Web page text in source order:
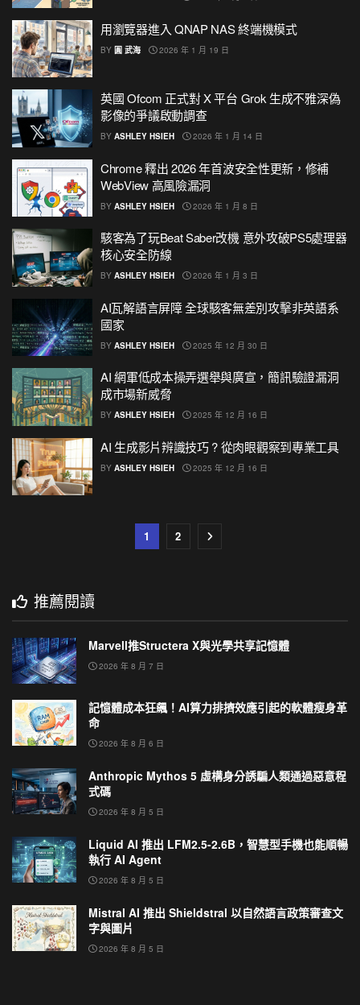
用瀏覽器進入 QNAP NAS 終端機模式
BY 圓 武海 2026 年 1 月 19 日
英國 Ofcom 正式對 X 平台 Grok 生成不雅深偽
影像的爭議啟動調查
BY ASHLEY HSIEH 2026 年 1 月 14 日
Chrome 釋出 2026 年首波安全性更新，修補
WebView 高風險漏洞
BY ASHLEY HSIEH 2026 年 1 月 8 日
駭客為了玩Beat Saber改機 意外攻破PS5處理器
核心安全防線
BY ASHLEY HSIEH 2026 年 1 月 3 日
AI瓦解語言屏障 全球駭客無差別攻擊非英語系
國家
BY ASHLEY HSIEH 2025 年 12 月 30 日
AI 網軍低成本操弄選舉與廣宣，簡訊驗證漏洞
成市場新威脅
BY ASHLEY HSIEH 2025 年 12 月 16 日
AI 生成影片辨識技巧 ? 從肉眼觀察到專業工具
BY ASHLEY HSIEH 2025 年 12 月 16 日
1 2
推薦閱讀
Marvell推Structera X與光學共享記憶體
2026 年 8 月 7 日
記憶體成本狂飆！AI算力排擠效應引起的軟體瘦身革
命
2026 年 8 月 6 日
Anthropic Mythos 5 虛構身分誘騙人類通過惡意程
式碼
2026 年 8 月 5 日
Liquid AI 推出 LFM2.5-2.6B，智慧型手機也能順暢
執行 AI Agent
2026 年 8 月 5 日
Mistral AI 推出 Shieldstral 以自然語言政策審查文
字與圖片
2026 年 8 月 5 日